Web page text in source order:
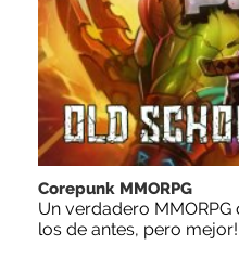
Corepunk MMORPG
Un verdadero MMORPG
los de antes, pero mejor!